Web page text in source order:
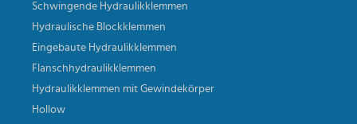
Schwingende Hydraulikklemmen
Hydraulische Blockklemmen
Eingebaute Hydraulikklemmen
Flanschhydraulikklemmen
Hydraulikklemmen mit Gewindekörper
Hollow